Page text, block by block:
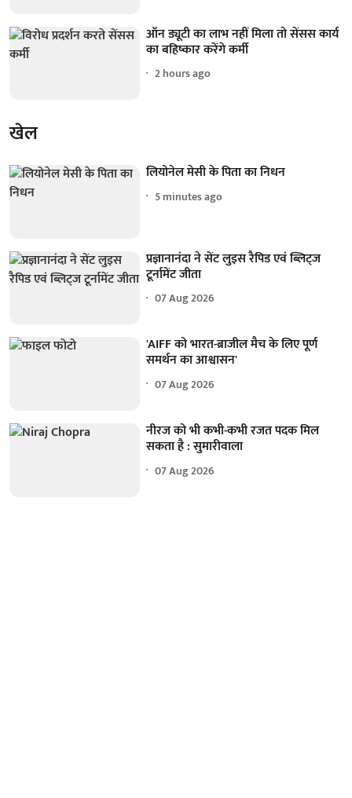
ऑन ड्यूटी का लाभ नहीं मिला तो सेंसस कार्य
का बहिष्कार करेंगे कर्मी
2 hours ago
खेल
लियोनेल मेसी के पिता का निधन
5 minutes ago
प्रज्ञानानंदा ने सेंट लुइस रैपिड एवं ब्लिट्ज
टूर्नामेंट जीता
07 Aug 2026
'AIFF को भारत-ब्राजील मैच के लिए पूर्ण
समर्थन का आश्वासन'
07 Aug 2026
नीरज को भी कभी-कभी रजत पदक मिल
सकता है : सुमारीवाला
07 Aug 2026